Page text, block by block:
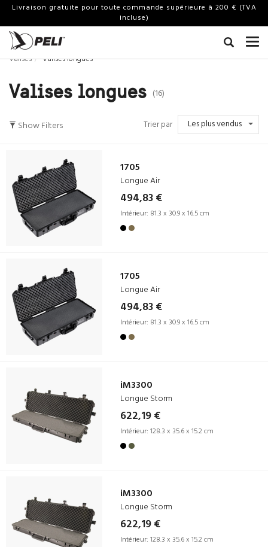
Livraison gratuite pour toute commande supérieure à 200 € (TVA
incluse)
Valises Valises longues
Valises longues (16)
Show Filters Trier par Les plus vendus
1705
Longue Air
494,83 €
Intérieur: 81.3 x 30.9 x 16.5 cm
1705
Longue Air
494,83 €
Intérieur: 81.3 x 30.9 x 16.5 cm
iM3300
Longue Storm
622,19 €
Intérieur: 128.3 x 35.6 x 15.2 cm
iM3300
Longue Storm
622,19 €
Intérieur: 128.3 x 35.6 x 15.2 cm